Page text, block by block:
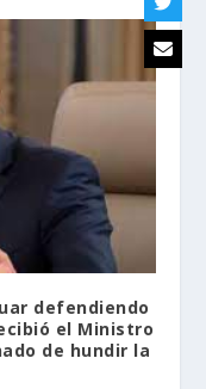
defendiendo
el Ministro
de hundir la